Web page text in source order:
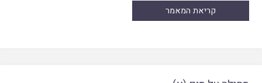
קריאת המאמר